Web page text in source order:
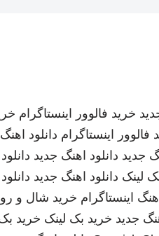
خرید فالوور اینستاگرام
فالوور اینستاگرام دانلود
جدید دانلود اهنگ جدید
لینک دانلود اهنگ جدید
اینستاگرام خرید شال و
جدید خرید بک لینک خرید